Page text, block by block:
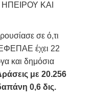
ΚΑΙ
σε ό,τι
έχει 22
και δημόσια
με 20.256
0,6 δις.